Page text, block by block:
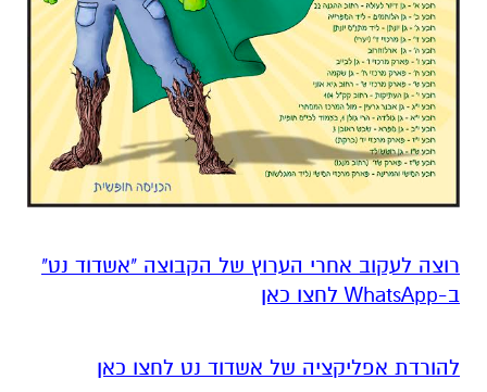
רוצה לעקוב אחרי הערוץ של הקבוצה "אשדוד נט"
ב-WhatsApp לחצו כאן
להורדת אפליקציה של אשדוד נט לחצו כאן